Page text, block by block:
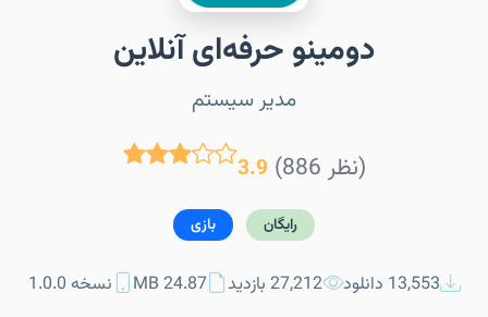
دومینو حرفه‌ای آنلاین
مدیر سیستم
3.9 (886 نظر)
رایگان بازی
13,553 دانلود 27,212 بازدید 24.87 MB نسخه 1.0.0